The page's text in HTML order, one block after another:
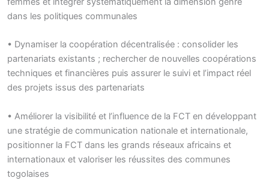
dans les politiques communales
• Dynamiser la coopération décentralisée : consolider les
partenariats existants ; rechercher de nouvelles coopérations
techniques et financières puis assurer le suivi et l’impact réel
des projets issus des partenariats
• Améliorer la visibilité et l’influence de la FCT en développant
une stratégie de communication nationale et internationale,
positionner la FCT dans les grands réseaux africains et
internationaux et valoriser les réussites des communes
togolaises